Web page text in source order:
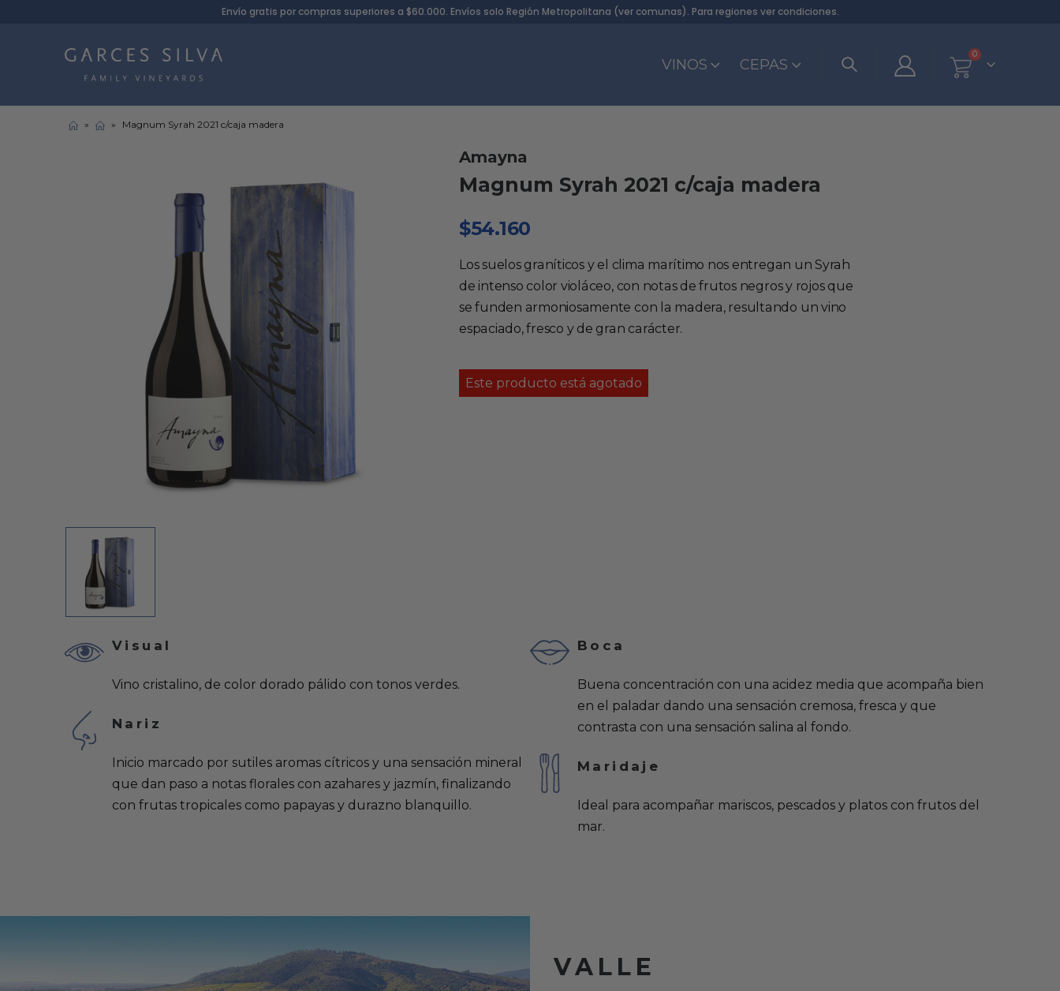
Envío gratis por compras superiores a $60.000. Envíos solo Región Metropolitana (ver comunas). Para regiones ver condiciones.
VINOS CEPAS
0
» » Magnum Syrah 2021 c/caja madera
Amayna
Magnum Syrah 2021 c/caja madera
$54.160
Los suelos graníticos y el clima marítimo nos entregan un Syrah
de intenso color violáceo, con notas de frutos negros y rojos que
se funden armoniosamente con la madera, resultando un vino
espaciado, fresco y de gran carácter.
Este producto está agotado
Visual
Vino cristalino, de color dorado pálido con tonos verdes.
Nariz
Inicio marcado por sutiles aromas cítricos y una sensación mineral
que dan paso a notas florales con azahares y jazmín, finalizando
con frutas tropicales como papayas y durazno blanquillo.
Boca
Buena concentración con una acidez media que acompaña bien
en el paladar dando una sensación cremosa, fresca y que
contrasta con una sensación salina al fondo.
Maridaje
Ideal para acompañar mariscos, pescados y platos con frutos del
mar.
VALLE